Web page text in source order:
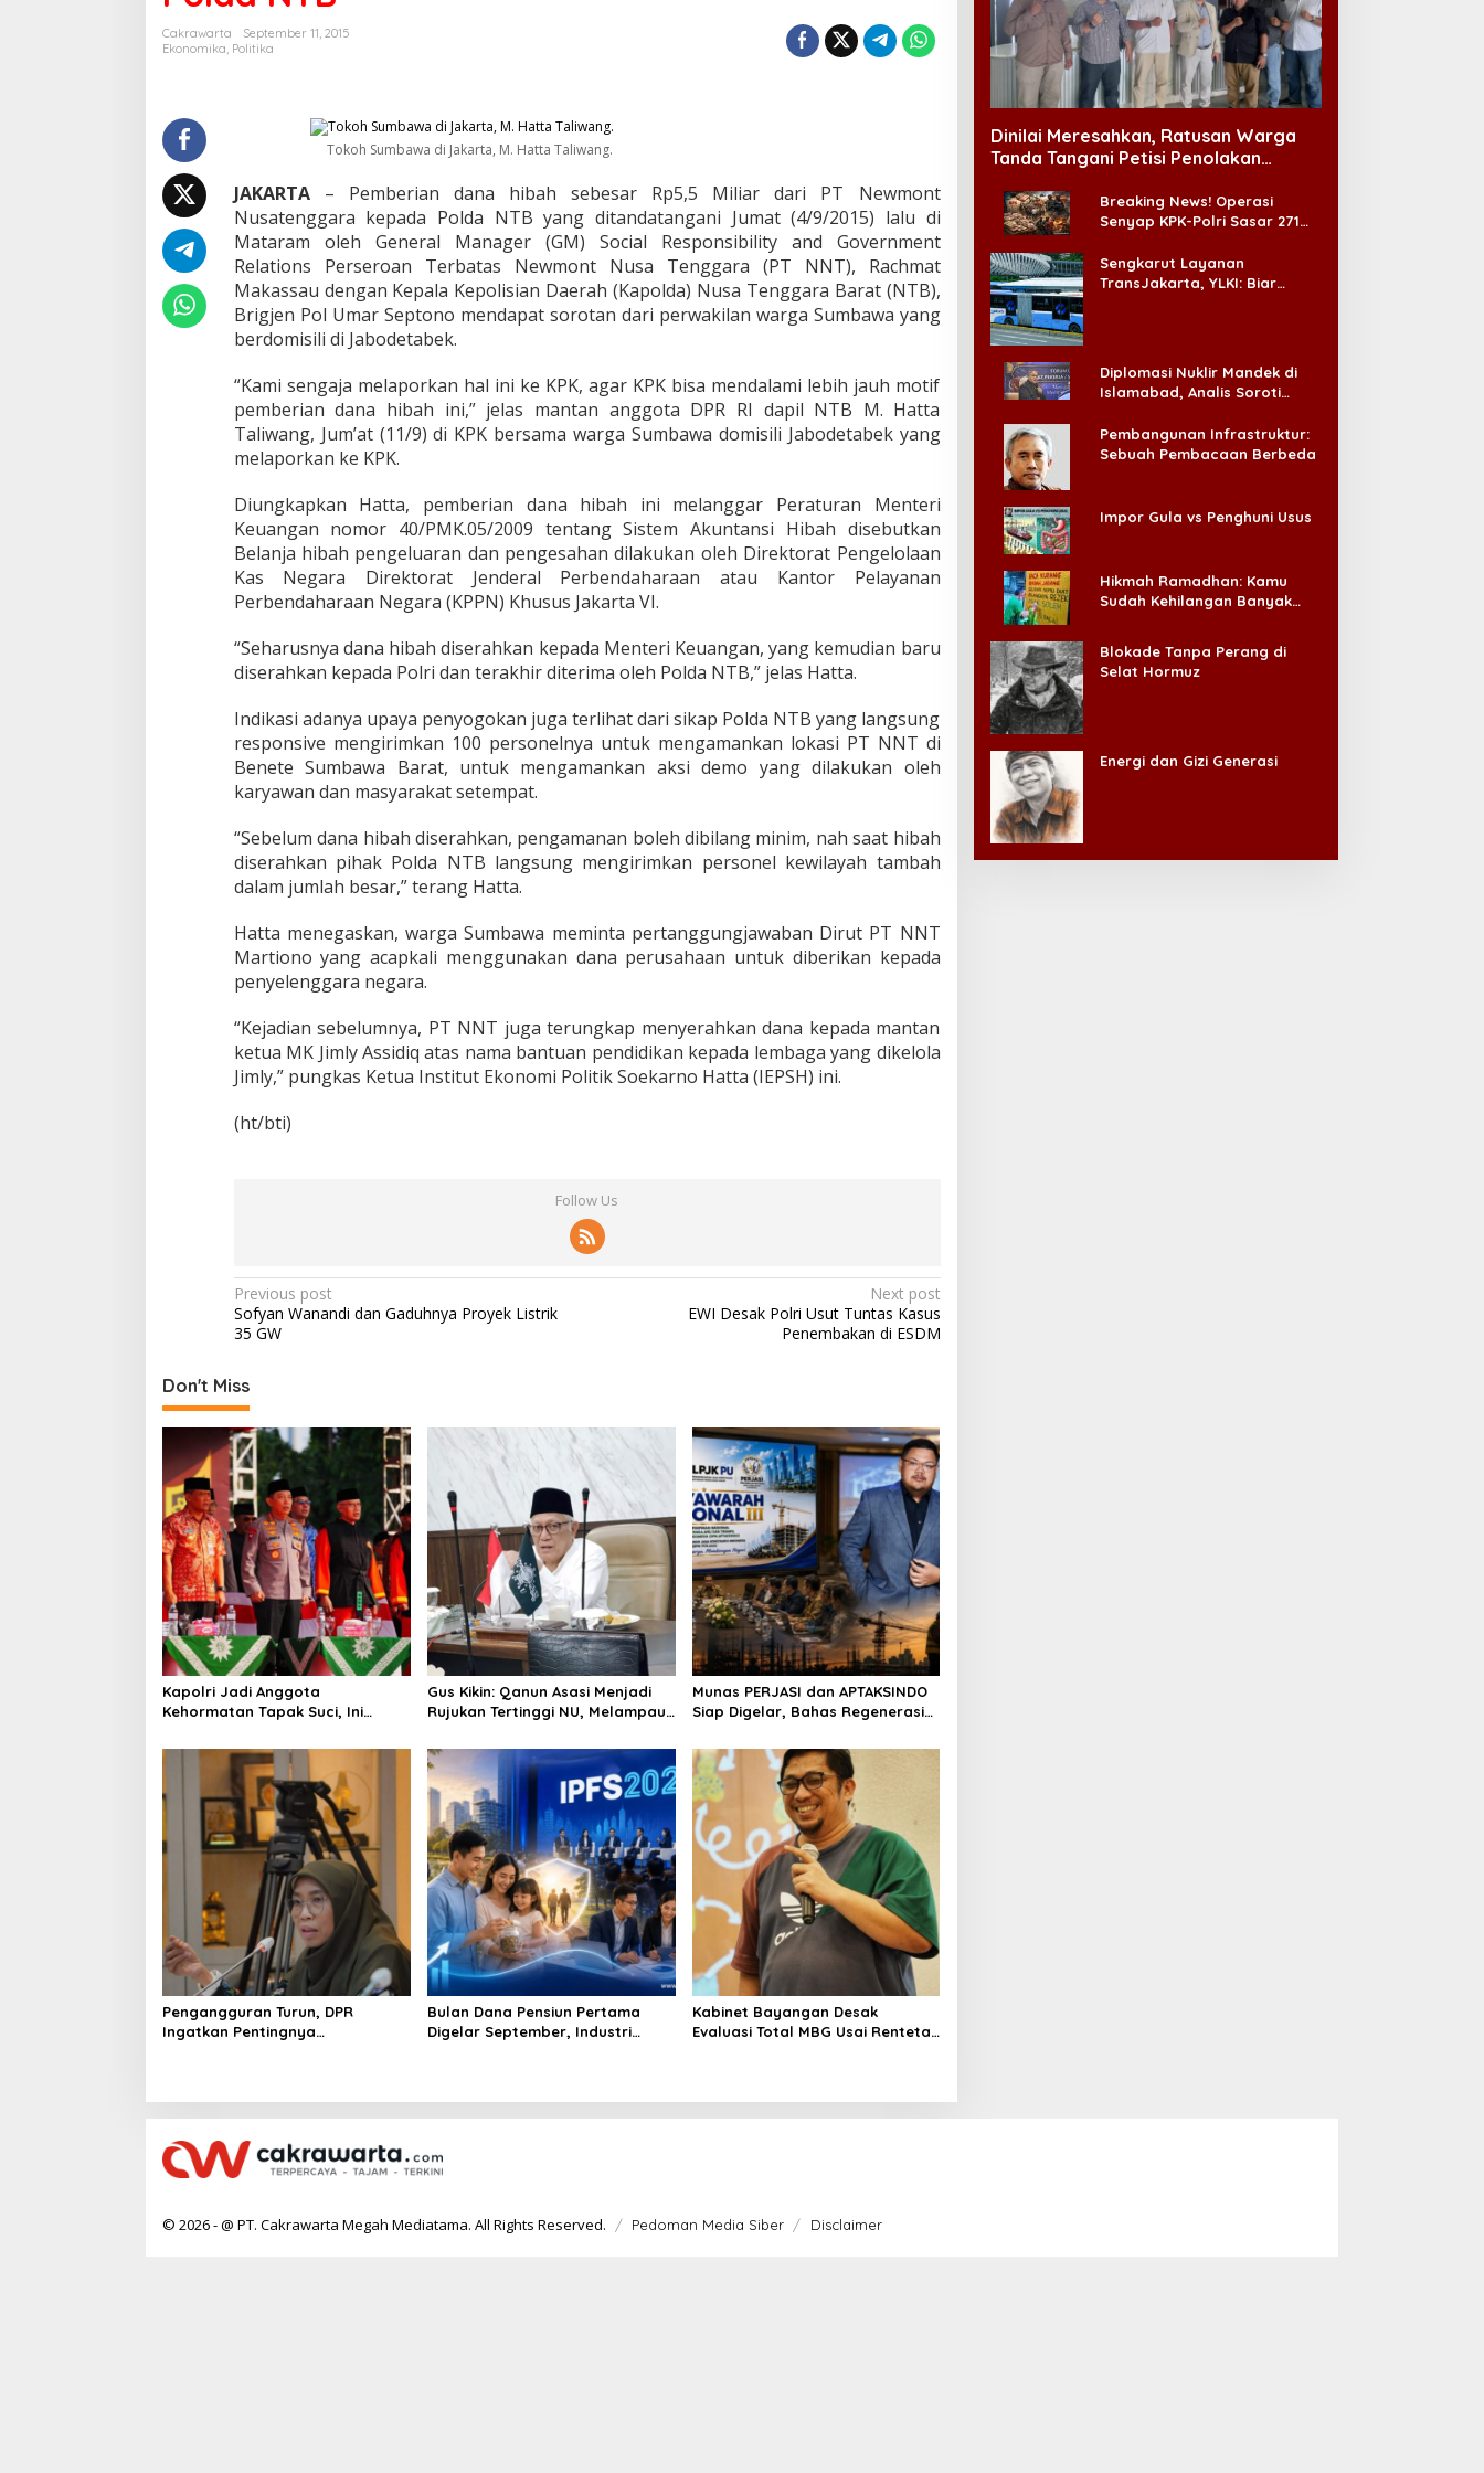
k
a
b
a
e
s
a
k
K
P
K
n
g
a
p
o
t
f
H
i
a
h
R
5
5
i
i
a
r
N
e
w
o
n
t
P
T
B
Cakrawarta
September 11, 2015
Ekonomika Politika
Tokoh Sumbawa di Jakarta, M. Hatta Taliwang.
JAKARTA– Pemberian dana hibah sebesar Rp5,5 Miliar dari PT Newmont
Nusatenggara kepada Polda NTB yang ditandatangani Jumat (4/9/2015) lalu di
Mataram oleh General Manager (GM) Social Responsibility and Government
Relations Perseroan Terbatas Newmont Nusa Tenggara (PT NNT), Rachmat
Makassau dengan Kepala Kepolisian Daerah (Kapolda) Nusa Tenggara Barat (NTB),
Brigjen Pol Umar Septono mendapat sorotan dari perwakilan warga Sumbawa yang
berdomisili di Jabodetabek.
“Kami sengaja melaporkan hal ini ke KPK, agar KPK bisa mendalami lebih jauh motif
pemberian dana hibah ini,” jelas mantan anggota DPR RI dapil NTB M. Hatta
Taliwang, Jum’at (11/9) di KPK bersama warga Sumbawa domisili Jabodetabek yang
melaporkan ke KPK.
Diungkapkan Hatta, pemberian dana hibah ini melanggar Peraturan Menteri
Keuangan nomor 40/PMK.05/2009 tentang Sistem Akuntansi Hibah disebutkan
Belanja hibah pengeluaran dan pengesahan dilakukan oleh Direktorat Pengelolaan
Kas Negara Direktorat Jenderal Perbendaharaan atau Kantor Pelayanan
Perbendaharaan Negara (KPPN) Khusus Jakarta VI.
“Seharusnya dana hibah diserahkan kepada Menteri Keuangan, yang kemudian baru
diserahkan kepada Polri dan terakhir diterima oleh Polda NTB,” jelas Hatta.
Indikasi adanya upaya penyogokan juga terlihat dari sikap Polda NTB yang langsung
responsive mengirimkan 100 personelnya untuk mengamankan lokasi PT NNT di
Benete Sumbawa Barat, untuk mengamankan aksi demo yang dilakukan oleh
karyawan dan masyarakat setempat.
“Sebelum dana hibah diserahkan, pengamanan boleh dibilang minim, nah saat hibah
diserahkan pihak Polda NTB langsung mengirimkan personel kewilayah tambah
dalam jumlah besar,” terang Hatta.
Hatta menegaskan, warga Sumbawa meminta pertanggungjawaban Dirut PT NNT
Martiono yang acapkali menggunakan dana perusahaan untuk diberikan kepada
penyelenggara negara.
“Kejadian sebelumnya, PT NNT juga terungkap menyerahkan dana kepada mantan
ketua MK Jimly Assidiq atas nama bantuan pendidikan kepada lembaga yang dikelola
Jimly,” pungkas Ketua Institut Ekonomi Politik Soekarno Hatta (IEPSH) ini.
(ht/bti)
Follow Us
P
o
t
n
a
v
i
g
a
t
i
o
n
Previous post
Sofyan Wanandi dan Gaduhnya Proyek Listrik
35 GW
Next post
EWI Desak Polri Usut Tuntas Kasus
Penembakan di ESDM
Don't Miss
Kapolri Jadi Anggota
Kehormatan Tapak Suci, Ini
Gus Kikin: Qanun Asasi Menjadi
Rujukan Tertinggi NU, Melampaui
Munas PERJASI dan APTAKSINDO
Siap Digelar, Bahas Regenerasi
Pengangguran Turun, DPR
Ingatkan Pentingnya
Bulan Dana Pensiun Pertama
Digelar September, Industri
Kabinet Bayangan Desak
Evaluasi Total MBG Usai Rentetan
Dinilai Meresahkan, Ratusan Warga
Tanda Tangani Petisi Penolakan
Breaking News! Operasi
Senyap KPK-Polri Sasar 271
Ada ‘Badai Pemeriksaan’
Sengkarut Layanan
TransJakarta, YLKI: Biar
Diplomasi Nuklir Mandek di
Islamabad, Analis Soroti
Pembangunan Infrastruktur:
Sebuah Pembacaan Berbeda
Impor Gula vs Penghuni Usus
Hikmah Ramadhan: Kamu
Sudah Kehilangan Banyak
Blokade Tanpa Perang di
Selat Hormuz
Energi dan Gizi Generasi
© 2026 - @ PT. Cakrawarta Megah Mediatama. All Rights Reserved. Pedoman Media Siber Disclaimer